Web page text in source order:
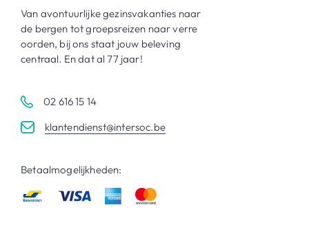
Van avontuurlijke gezinsvakanties naar
de bergen tot groepsreizen naar verre
oorden, bij ons staat jouw beleving
centraal. En dat al 77 jaar!
02 616 15 14
klantendienst@intersoc.be
Betaalmogelijkheden: